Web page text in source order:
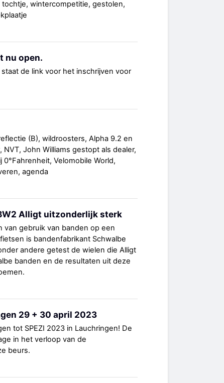
wintercompetitie, gestolen,
nu open.
de link voor het inschrijven voor
(B), wildroosters, Alpha 9.2 en
NVT, John Williams gestopt als dealer,
0°Fahrenheit, Velomobile World,
agenda
Alligt uitzonderlijk sterk
van gebruik van banden op een
is bandenfabrikant Schwalbe
andere getest de wielen die Alligt
banden en de resultaten uit deze
29 + 30 april 2023
tot SPEZI 2023 in Lauchringen! De
in het verloop van de
beurs.